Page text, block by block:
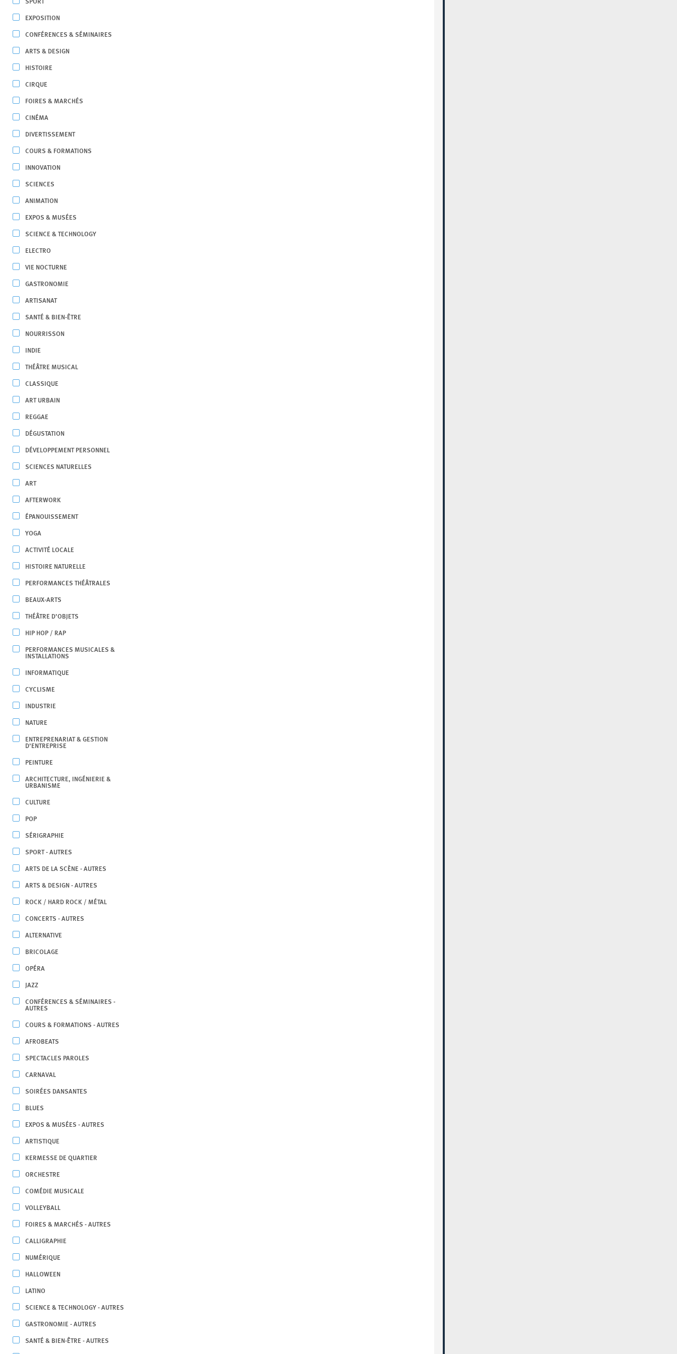
EXPOSITION
CONFÉRENCES & SÉMINAIRES
ARTS & DESIGN
HISTOIRE
CIRQUE
FOIRES & MARCHÉS
CINÉMA
DIVERTISSEMENT
COURS & FORMATIONS
INNOVATION
SCIENCES
ANIMATION
EXPOS & MUSÉES
SCIENCE & TECHNOLOGY
ELECTRO
VIE NOCTURNE
GASTRONOMIE
ARTISANAT
SANTÉ & BIEN-ÊTRE
NOURRISSON
INDIE
THÉÂTRE MUSICAL
CLASSIQUE
ART URBAIN
REGGAE
DÉGUSTATION
DÉVELOPPEMENT PERSONNEL
SCIENCES NATURELLES
ART
AFTERWORK
ÉPANOUISSEMENT
YOGA
ACTIVITÉ LOCALE
HISTOIRE NATURELLE
PERFORMANCES THÉÂTRALES
BEAUX-ARTS
THÉÂTRE D’OBJETS
HIP HOP / RAP
PERFORMANCES MUSICALES &
INSTALLATIONS
INFORMATIQUE
CYCLISME
INDUSTRIE
NATURE
ENTREPRENARIAT & GESTION
D’ENTREPRISE
PEINTURE
ARCHITECTURE, INGÉNIERIE &
URBANISME
CULTURE
POP
SÉRIGRAPHIE
SPORT - AUTRES
ARTS DE LA SCÈNE - AUTRES
ARTS & DESIGN - AUTRES
ROCK / HARD ROCK / MÉTAL
CONCERTS - AUTRES
ALTERNATIVE
BRICOLAGE
OPÉRA
JAZZ
CONFÉRENCES & SÉMINAIRES -
AUTRES
COURS & FORMATIONS - AUTRES
AFROBEATS
SPECTACLES PAROLES
CARNAVAL
SOIRÉES DANSANTES
BLUES
EXPOS & MUSÉES - AUTRES
ARTISTIQUE
KERMESSE DE QUARTIER
ORCHESTRE
COMÉDIE MUSICALE
VOLLEYBALL
FOIRES & MARCHÉS - AUTRES
CALLIGRAPHIE
NUMÉRIQUE
HALLOWEEN
LATINO
SCIENCE & TECHNOLOGY - AUTRES
GASTRONOMIE - AUTRES
SANTÉ & BIEN-ÊTRE - AUTRES